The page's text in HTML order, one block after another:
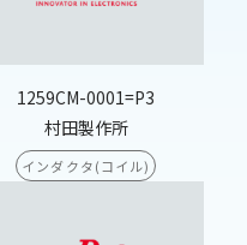
1259CM-0001=P3
村田製作所
インダクタ(コイル)